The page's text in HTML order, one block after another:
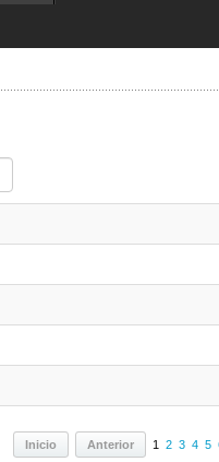
Inicio Anterior 1 2 3 4 5